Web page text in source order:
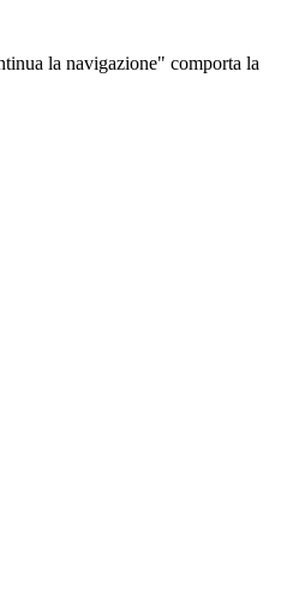
la navigazione" comporta la